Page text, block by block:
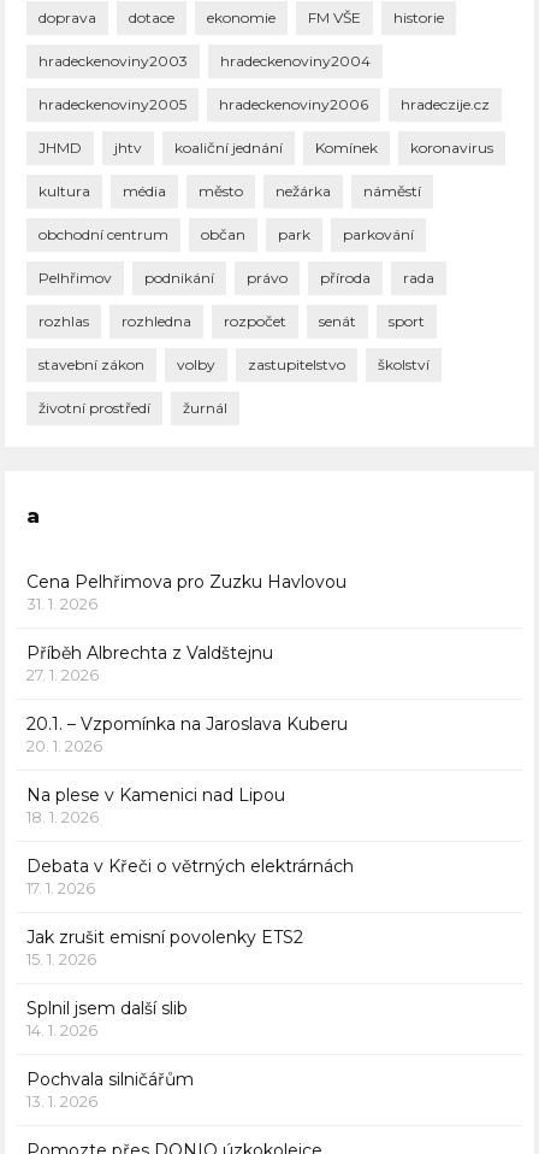
doprava dotace ekonomie FM VŠE historie
hradeckenoviny2003 hradeckenoviny2004
hradeckenoviny2005 hradeckenoviny2006 hradeczije.cz
JHMD jhtv koaliční jednání Komínek koronavirus
kultura média město nežárka náměstí
obchodní centrum občan park parkování
Pelhřimov podnikání právo příroda rada
rozhlas rozhledna rozpočet senát sport
stavební zákon volby zastupitelstvo školství
životní prostředí žurnál
a
Cena Pelhřimova pro Zuzku Havlovou
31. 1. 2026
Příběh Albrechta z Valdštejnu
27. 1. 2026
20.1. – Vzpomínka na Jaroslava Kuberu
20. 1. 2026
Na plese v Kamenici nad Lipou
18. 1. 2026
Debata v Křeči o větrných elektrárnách
17. 1. 2026
Jak zrušit emisní povolenky ETS2
15. 1. 2026
Splnil jsem další slib
14. 1. 2026
Pochvala silničářům
13. 1. 2026